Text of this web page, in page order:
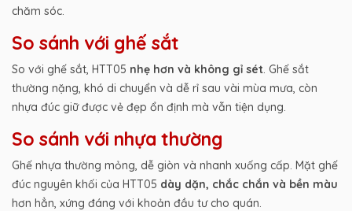
chăm sóc.
So sánh với ghế sắt
So với ghế sắt, HTT05 nhẹ hơn và không gỉ sét . Ghế sắt
thường nặng, khó di chuyển và dễ rỉ sau vài mùa mưa, còn
nhựa đúc giữ được vẻ đẹp ổn định mà vẫn tiện dụng.
So sánh với nhựa thường
Ghế nhựa thường mỏng, dễ giòn và nhanh xuống cấp. Mặt ghế
đúc nguyên khối của HTT05 dày dặn, chắc chắn và bền màu
hơn hẳn, xứng đáng với khoản đầu tư cho quán.